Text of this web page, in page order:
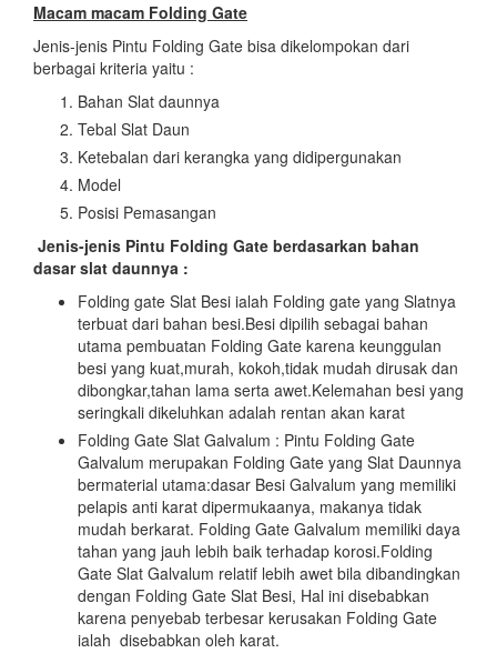
Macam macam Folding Gate
Jenis-jenis Pintu Folding Gate bisa dikelompokan dari
berbagai kriteria yaitu :
Bahan Slat daunnya
Tebal Slat Daun
Ketebalan dari kerangka yang didipergunakan
Model
Posisi Pemasangan
Jenis-jenis Pintu Folding Gate berdasarkan bahan
dasar slat daunnya :
Folding gate Slat Besi ialah Folding gate yang Slatnya
terbuat dari bahan besi.Besi dipilih sebagai bahan
utama pembuatan Folding Gate karena keunggulan
besi yang kuat,murah, kokoh,tidak mudah dirusak dan
dibongkar,tahan lama serta awet.Kelemahan besi yang
seringkali dikeluhkan adalah rentan akan karat
Folding Gate Slat Galvalum : Pintu Folding Gate
Galvalum merupakan Folding Gate yang Slat Daunnya
bermaterial utama:dasar Besi Galvalum yang memiliki
pelapis anti karat dipermukaanya, makanya tidak
mudah berkarat. Folding Gate Galvalum memiliki daya
tahan yang jauh lebih baik terhadap korosi.Folding
Gate Slat Galvalum relatif lebih awet bila dibandingkan
dengan Folding Gate Slat Besi, Hal ini disebabkan
karena penyebab terbesar kerusakan Folding Gate
ialah disebabkan oleh karat.